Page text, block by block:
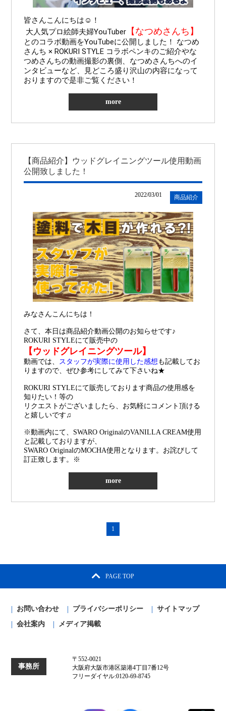
皆さんこんにちは☺︎！
大人気プロ絵師夫婦YouTuber 【なつめさんち】
とのコラボ動画をYouTubeに公開しました！ なつめ
さんち × ROKURI STYLE コラボペンキのご紹介やな
つめさんちの動画撮影の裏側、なつめさんちへのイ
ンタビューなど、見どころ盛り沢山の内容になって
おりますので是非ご覧ください！
more
【商品紹介】ウッドグレイニングツール使用動画
公開致しました！
2022/03/01 商品紹介
みなさんこんにちは！
さて、本日は商品紹介動画公開のお知らせです♪
ROKURI STYLEにて販売中の
【ウッドグレイニングツール】
動画では、 スタッフが実際に使用した感想 も記載してお
りますので、ぜひ参考にしてみて下さいね★
ROKURI STYLEにて販売しております商品の使用感を
知りたい！等の
リクエストがございましたら、お気軽にコメント頂ける
と嬉しいです♫
※動画内にて、SWARO OriginalのVANILLA CREAM使用
と記載しておりますが、
SWARO OriginalのMOCHA使用となります。お詫びして
訂正致します。※
more
1
PAGE TOP
お問い合わせ プライバシーポリシー
サイトマップ
会社案内
メディア掲載
事務所
〒552-0021
大阪府大阪市港区築港4丁目7番12号
フリーダイヤル:0120-69-8745